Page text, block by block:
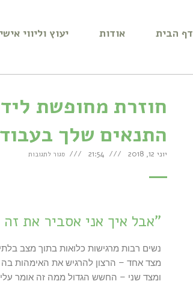
דף הבית אודות יעוץ וליווי אישי
חוזרת מחופשת
התנאים שלך
יוני 12, 2018 21:54 סגור לתגובות
"אבל איך אני אסביר את
נשים רבות מרגישות כלואות בתוך מצב
מצד אחד – הרצון להרגיש את האימהות בה
ומצד שני – החשש הגדול ממה זה אומר